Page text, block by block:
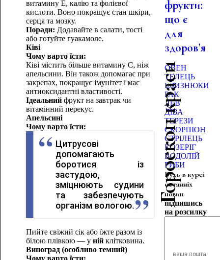
витамину Е, калію та фолієвої
кислоти. Воно покращує стан шкіри,
серця та мозку.
Поради: Додавайте в салати, тості
або готуйте гуакамоле.
Ківі
Чому варто їсти:
Ківі містить більше витамину C, ніж
апельсини. Він також допомагає при
закрепах, покращує імунітет і має
антиоксидантні властивості.
Ідеальнийфрукт на завтрак чи
вітамінний перекус.
Апельсині
Чому варто їсти:
Цитрусові
допомагають
боротися із
застудою,
зміцнюють судини
та забезпечують
організм вологою.
Пийте свіжий сік або їжте разом із
білою плівкою — у нійклітковина.
Виноград (особливо темний)
Чому варто їсти:
фрукти:
що є
для
здоров'я
Гороскоп краси
ОВЕН
ТЕЛЕЦЬ
БЛИЗНЮКИ
РАК
ЛЕВ
ДІВА
ТЕРЕЗИ
СКОРПІОН
СТРІЛЕЦЬ
КОЗЕРІГ
ВОДОЛІЙ
РИБИ
Будь в курсі
останніх
новин
підпишись
на розсилку